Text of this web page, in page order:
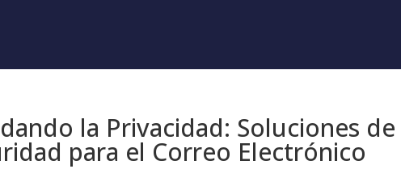
la Privacidad: Soluciones de
para el Correo Electrónico